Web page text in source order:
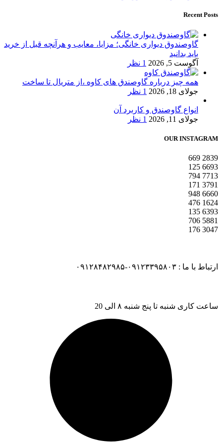
Recent Posts
گاوصندوق دیواری خانگی؛ مزایا، معایب و هرآنچه قبل از خرید
باید بدانید
آگوست 5, 2026
1 نظر
همه چیز درباره گاوصندق های کاوه ،از متریال تا ساخت
جولای 18, 2026
1 نظر
انواع گاوصندق و کاربرد آن
جولای 11, 2026
1 نظر
OUR INSTAGRAM
2839
669
6693
125
7713
794
3791
171
6660
948
1624
476
6393
135
5881
706
3047
176
ارتباط با ما : ۰۹۱۲۳۳۹۵۸۰۳-۰۹۱۲۸۴۸۲۹۸۵
ساعت کاری شنبه تا پنج شنبه ۸ الی 20